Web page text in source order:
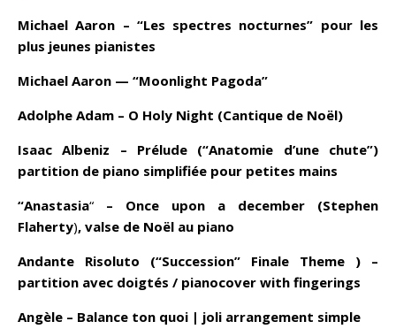
Michael Aaron – “Les spectres nocturnes” pour les
plus jeunes pianistes
Michael Aaron — “Moonlight Pagoda”
Adolphe Adam – O Holy Night (Cantique de Noël)
Isaac Albeniz – Prélude (“Anatomie d’une chute”)
partition de piano simplifiée pour petites mains
“Anastasia“ – Once upon a december (Stephen
Flaherty), valse de Noël au piano
Andante Risoluto (“Succession” Finale Theme ) –
partition avec doigtés / pianocover with fingerings
Angèle – Balance ton quoi | joli arrangement simple